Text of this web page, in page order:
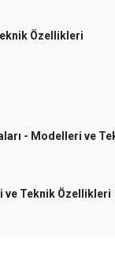
Özellikleri
- Modelleri ve
ve Teknik Özellikleri